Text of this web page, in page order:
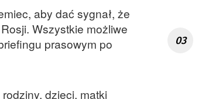
aby dać sygnał, że
Wszystkie możliwe
prasowym po
dzieci, matki